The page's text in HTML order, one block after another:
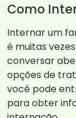
Como
Internar um
é muitas
conversar
opções de
você pode
para obter